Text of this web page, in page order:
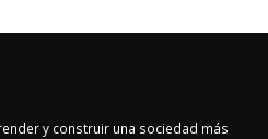
y construir una sociedad más